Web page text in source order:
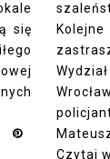
się
Czytaj